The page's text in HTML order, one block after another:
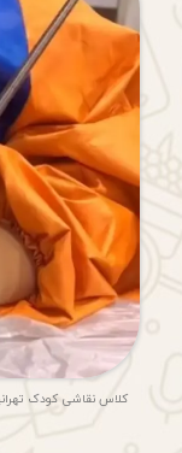
کلاس نقاشی کودک